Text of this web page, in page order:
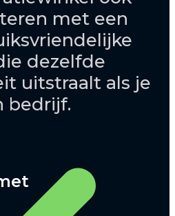
met een
dezelfde
uitstraalt als je
bedrijf.